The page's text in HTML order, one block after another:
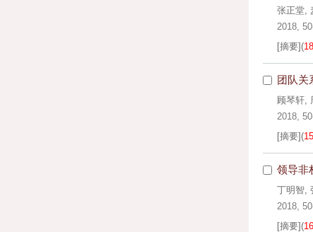
张正堂,
2018,
[摘要](
团队关
顾琴轩,
2018,
[摘要](
领导非
丁明智,
2018,
[摘要](